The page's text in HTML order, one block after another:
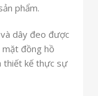
phẩm.
dây đeo được
mặt đồng hồ
thiết kế thực sự